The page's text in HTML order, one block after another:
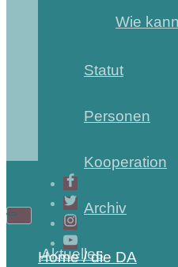
Wie
Statut
Personen
Kooperation
Archiv
Aktuelles
Home / die DA